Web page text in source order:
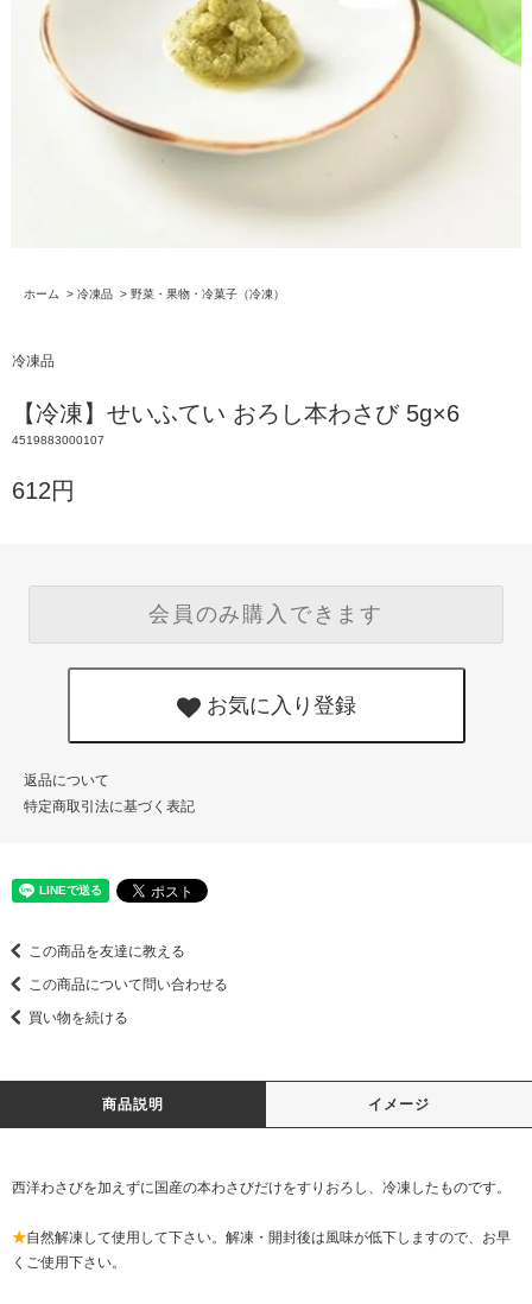
ホーム > 冷凍品 > 野菜・果物・冷菓子（冷凍）
冷凍品
【冷凍】せいふてい おろし本わさび 5g×6
4519883000107
612円
会員のみ購入できます
お気に入り登録
返品について
特定商取引法に基づく表記
この商品を友達に教える
この商品について問い合わせる
買い物を続ける
商品説明 イメージ
西洋わさびを加えずに国産の本わさびだけをすりおろし、冷凍したものです。
★自然解凍して使用して下さい。解凍・開封後は風味が低下しますので、お早
くご使用下さい。